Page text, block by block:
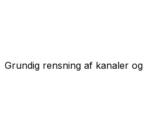
Grundig rensning af kanaler